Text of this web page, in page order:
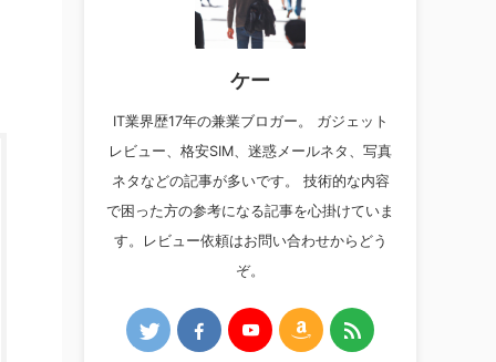
ケー
IT業界歴17年の兼業ブロガー。 ガジェット
レビュー、格安SIM、迷惑メールネタ、写真
ネタなどの記事が多いです。 技術的な内容
で困った方の参考になる記事を心掛けていま
す。レビュー依頼はお問い合わせからどう
ぞ。